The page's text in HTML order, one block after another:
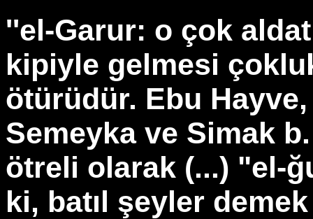
''el-Garur: o çok
kipiyle gelmesi
ötürüdür. Ebu
Semeyka ve Simak
ötreli olarak (...) "el-
ki, batıl şeyler